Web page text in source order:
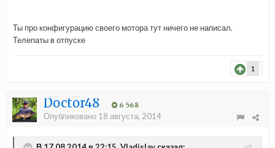
Ты про конфигурацию своего мотора тут ничего не написал.
Телепаты в отпуске
1
Doctor48 6 568
Опубликовано 18 августа, 2014